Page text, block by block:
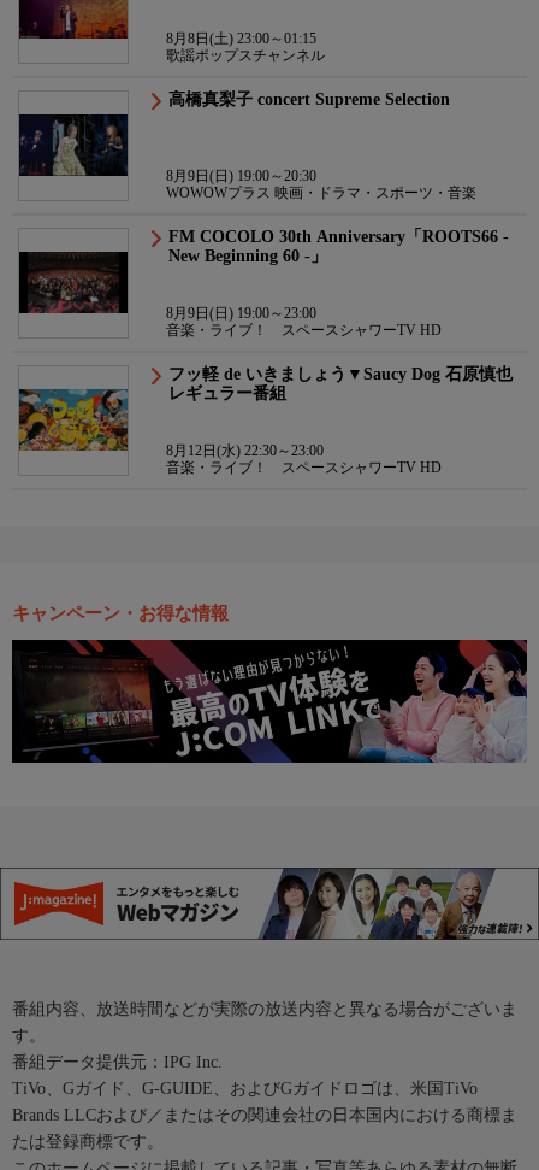
8月8日(土) 23:00～01:15
歌謡ポップスチャンネル
高橋真梨子 concert Supreme Selection
8月9日(日) 19:00～20:30
WOWOWプラス 映画・ドラマ・スポーツ・音楽
FM COCOLO 30th Anniversary「ROOTS66 -
New Beginning 60 -」
8月9日(日) 19:00～23:00
音楽・ライブ！ スペースシャワーTV HD
フッ軽 de いきましょう▼Saucy Dog 石原慎也
レギュラー番組
8月12日(水) 22:30～23:00
音楽・ライブ！ スペースシャワーTV HD
キャンペーン・お得な情報
番組内容、放送時間などが実際の放送内容と異なる場合がございま
す。
番組データ提供元：IPG Inc.
TiVo、Gガイド、G-GUIDE、およびGガイドロゴは、米国TiVo
Brands LLCおよび／またはその関連会社の日本国内における商標ま
たは登録商標です。